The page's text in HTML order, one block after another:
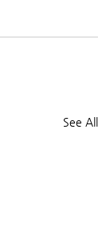
See All